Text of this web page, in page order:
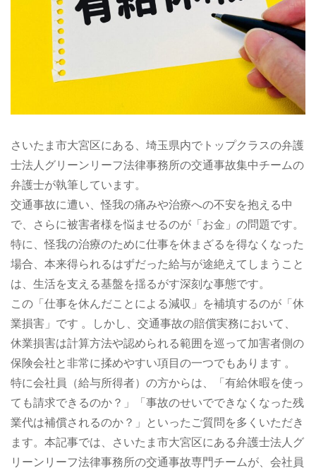
さいたま市大宮区にある、埼玉県内でトップクラスの弁護
士法人グリーンリーフ法律事務所の交通事故集中チームの
弁護士が執筆しています。
交通事故に遭い、怪我の痛みや治療への不安を抱える中
で、さらに被害者様を悩ませるのが「お金」の問題です。
特に、怪我の治療のために仕事を休まざるを得なくなった
場合、本来得られるはずだった給与が途絶えてしまうこと
は、生活を支える基盤を揺るがす深刻な事態です。
この「仕事を休んだことによる減収」を補填するのが「休
業損害」です 。しかし、交通事故の賠償実務において、
休業損害は計算方法や認められる範囲を巡って加害者側の
保険会社と非常に揉めやすい項目の一つでもあります 。
特に会社員（給与所得者）の方からは、「有給休暇を使っ
ても請求できるのか？」「事故のせいでできなくなった残
業代は補償されるのか？」といったご質問を多くいただき
ます。本記事では、さいたま市大宮区にある弁護士法人グ
リーンリーフ法律事務所の交通事故専門チームが、会社員